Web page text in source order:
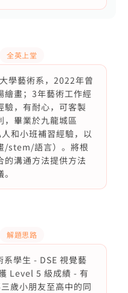
全英上堂
學藝術系，2022年曾
繪畫；3年藝術工作經
驗，有耐心，可客製
，畢業於九龍城區
和小班補習經驗，以
/stem/語言）。將根
的溝通方法提供方法
解題思路
學生 - DSE 視覺藝
Level 5 級成績 - 有
歲小朋友至高中的同